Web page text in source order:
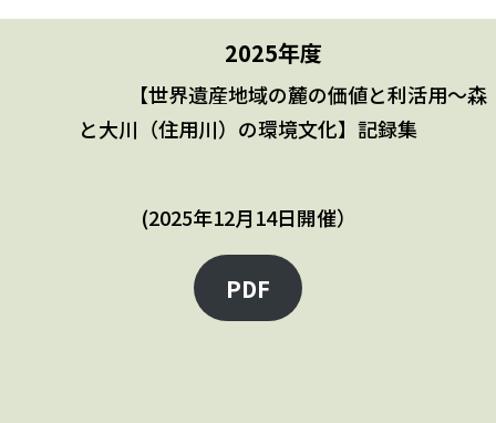
2025年度
【世界遺産地域の麓の価値と利活用～森
と大川（住用川）の環境文化】記録集
(2025年12月14日開催）
PDF